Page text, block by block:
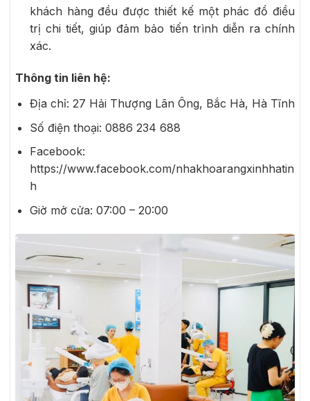
khách hàng đều được thiết kế một phác đồ điều
trị chi tiết, giúp đảm bảo tiến trình diễn ra chính
xác.
Thông tin liên hệ:
Địa chỉ: 27 Hải Thượng Lãn Ông, Bắc Hà, Hà Tĩnh
Số điện thoại: 0886 234 688
Facebook:
https://www.facebook.com/nhakhoarangxinhhatin
h
Giờ mở cửa: 07:00 – 20:00